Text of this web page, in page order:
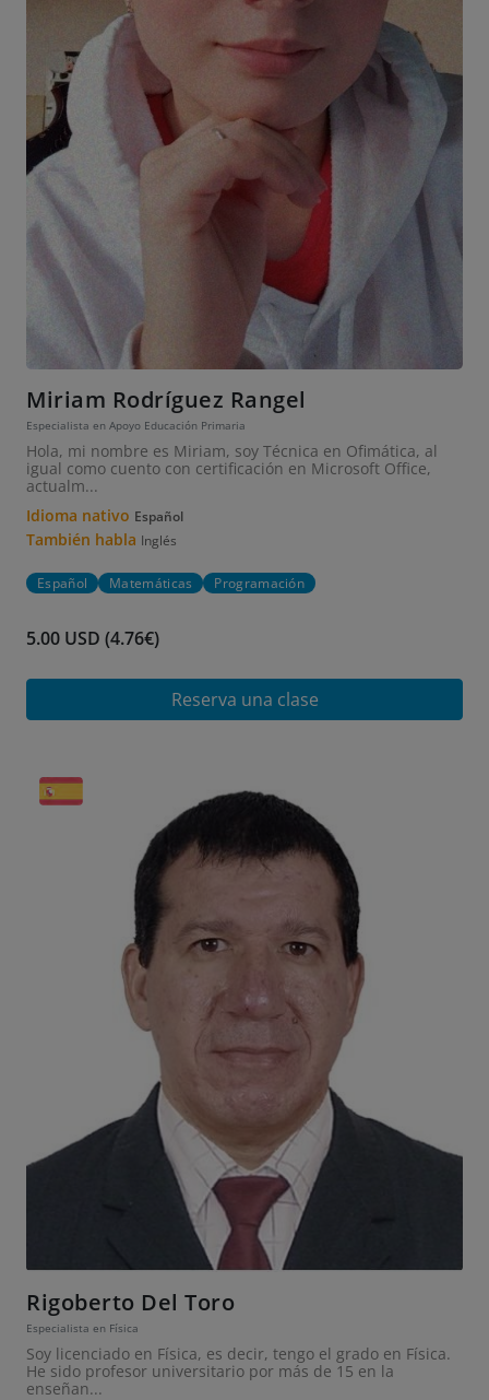
Miriam Rodríguez Rangel
Especialista en Apoyo Educación Primaria
Hola, mi nombre es Miriam, soy Técnica en Ofimática, al
igual como cuento con certificación en Microsoft Office,
actualm...
Idioma nativo Español
También habla Inglés
Español Matemáticas Programación
5.00 USD (4.76€)
Reserva una clase
Rigoberto Del Toro
Especialista en Física
Soy licenciado en Física, es decir, tengo el grado en Física.
He sido profesor universitario por más de 15 en la
enseñan...